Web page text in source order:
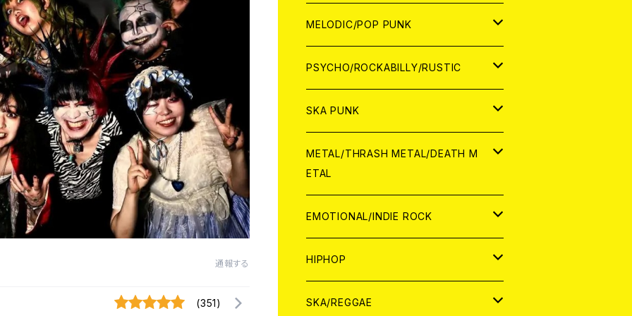
通報する
(351)
アナログ
CD
WORLD
アナログ
CD
MELODIC/POP PUNK
JAPAN
CD
ANALOG
WORLD
CD
PSYCHO/ROCKABILLY/RUSTIC
JAPAN
CD
WORLD
CD
SKA PUNK
JAPAN
CD
WORLD
CD
METAL/THRASH METAL/DEATH M
ETAL
JAPAN
CD
ANALOG
WORLD
ANALOG
EMOTIONAL/INDIE ROCK
JAPAN
CD
WORLD
HIPHOP
JAPAN
SKA/REGGAE